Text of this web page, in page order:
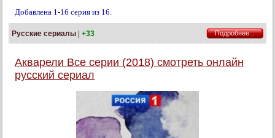
Добавлена 1-16 серия из 16.
Русские сериалы +33 Подробнее...
Акварели Все серии (2018) смотреть онлайн
русский сериал